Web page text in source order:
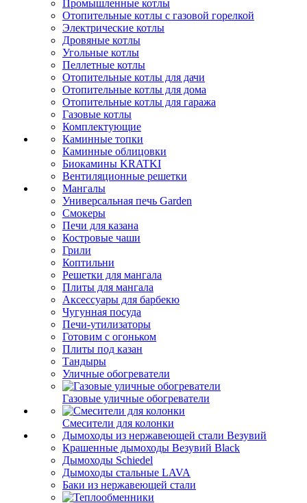
Промышленные котлы
Отопительные котлы с газовой горелкой
Электрические котлы
Дровяные котлы
Угольные котлы
Пеллетные котлы
Отопительные котлы для дачи
Отопительные котлы для дома
Отопительные котлы для гаража
Газовые котлы
Комплектующие
Каминные топки
Каминные облицовки
Биокамины KRATKI
Вентиляционные решетки
Мангалы
Универсальная печь Garden
Смокеры
Печи для казана
Костровые чаши
Грили
Коптильни
Решетки для мангала
Плиты для мангала
Аксессуары для барбекю
Чугунная посуда
Печи-утилизаторы
Готовим с огоньком
Плиты под казан
Тандыры
Уличные обогреватели
Газовые уличные обогреватели
Смесители для колонки
Дымоходы из нержавеющей стали Везувий
Крашенные дымоходы Везувий Black
Дымоходы Schiedel
Дымоходы стальные LAVA
Баки из нержавеющей стали